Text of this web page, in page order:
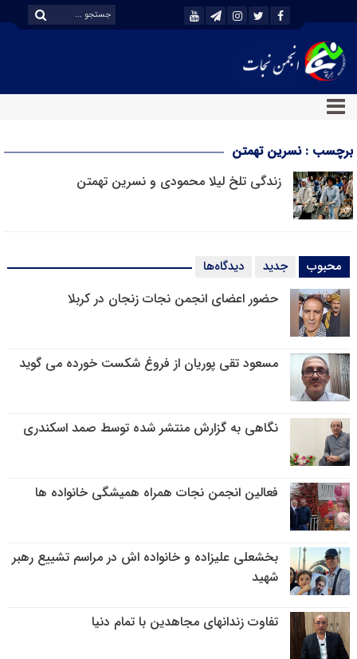
برچسب : نسرین تهمتن
زندگی تلخ لیلا محمودی و نسرین تهمتن
محبوب جدید دیدگاه‌ها
حضور اعضای انجمن نجات زنجان در کربلا
مسعود تقی پوریان از فروغ شکست خورده می گوید
نگاهی به گزارش منتشر شده توسط صمد اسکندری
فعالین انجمن نجات همراه همیشگی خانواده ها
بخشعلی علیزاده و خانواده اش در مراسم تشییع رهبر
شهید
تفاوت زندانهای مجاهدین با تمام دنیا